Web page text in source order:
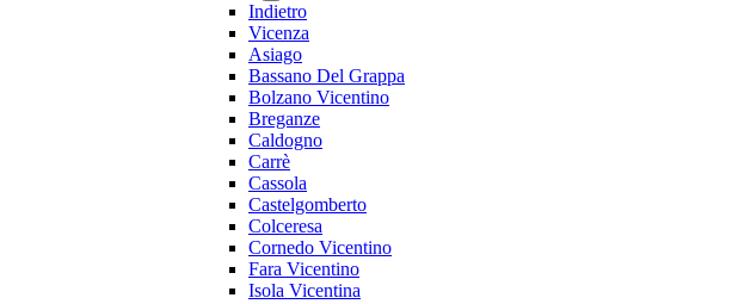
Indietro
Vicenza
Asiago
Bassano Del Grappa
Bolzano Vicentino
Breganze
Caldogno
Carrè
Cassola
Castelgomberto
Colceresa
Cornedo Vicentino
Fara Vicentino
Isola Vicentina